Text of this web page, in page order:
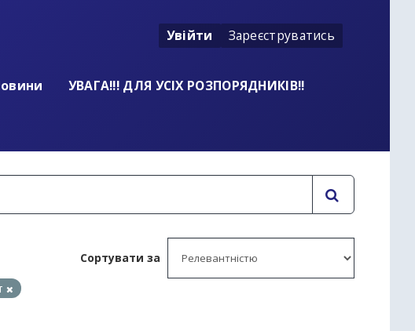
Увійти Зареєструватись
УВАГА!!! ДЛЯ УСІХ РОЗПОРЯДНИКІВ!!
Сортувати за